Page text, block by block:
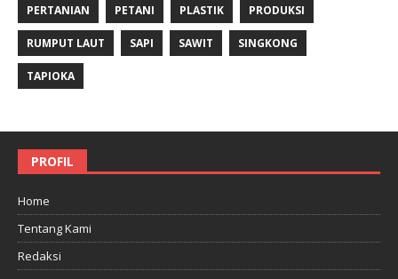
PERTANIAN PETANI PLASTIK PRODUKSI
RUMPUT LAUT SAPI SAWIT SINGKONG
TAPIOKA
PROFIL
Home
Tentang Kami
Redaksi